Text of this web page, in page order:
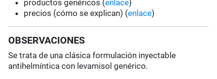
productos genéricos (enlace)
precios (cómo se explican) (enlace)
OBSERVACIONES
Se trata de una clásica formulación inyectable
antihelmíntica con levamisol genérico.